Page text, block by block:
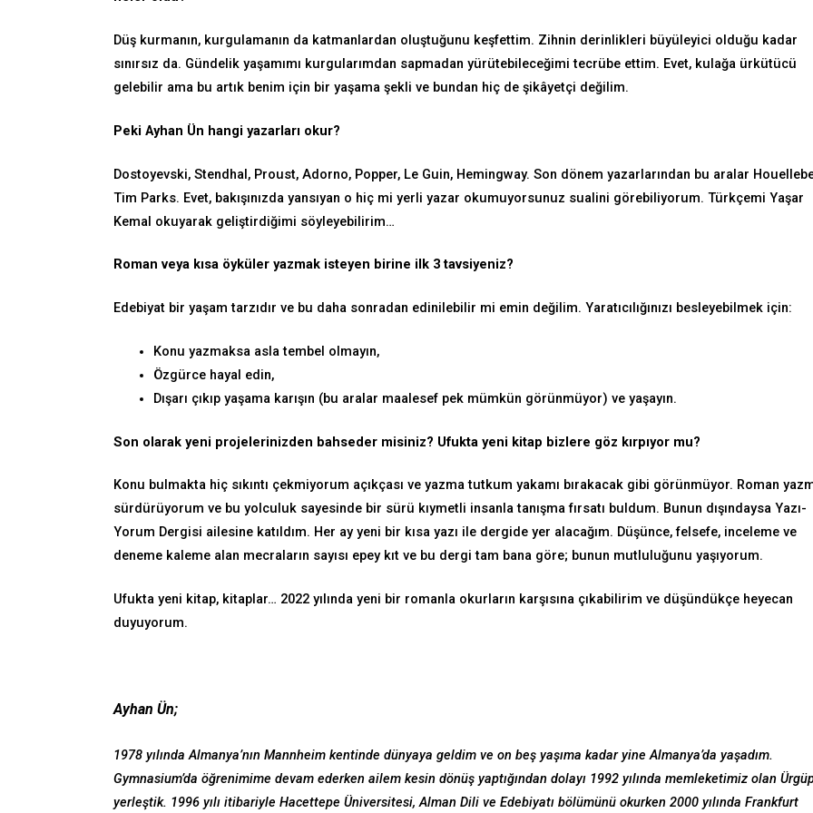
Düş kurmanın, kurgulamanın da katmanlardan oluştuğunu keşfettim. Zihnin derinlikleri büyüleyici olduğu kadar
sınırsız da. Gündelik yaşamımı kurgularımdan sapmadan yürütebileceğimi tecrübe ettim. Evet, kulağa ürkütücü
gelebilir ama bu artık benim için bir yaşama şekli ve bundan hiç de şikâyetçi değilim.
Peki Ayhan Ün hangi yazarları okur?
Dostoyevski, Stendhal, Proust, Adorno, Popper, Le Guin, Hemingway. Son dönem yazarlarından bu aralar
Tim Parks. Evet, bakışınızda yansıyan o hiç mi yerli yazar okumuyorsunuz sualini görebiliyorum. Türkçemi Yaşar
Kemal okuyarak geliştirdiğimi söyleyebilirim…
Roman veya kısa öyküler yazmak isteyen birine ilk 3 tavsiyeniz?
Edebiyat bir yaşam tarzıdır ve bu daha sonradan edinilebilir mi emin değilim. Yaratıcılığınızı besleyebilmek için:
Konu yazmaksa asla tembel olmayın,
Özgürce hayal edin,
Dışarı çıkıp yaşama karışın (bu aralar maalesef pek mümkün görünmüyor) ve yaşayın.
Son olarak yeni projelerinizden bahseder misiniz? Ufukta yeni kitap bizlere göz kırpıyor mu?
Konu bulmakta hiç sıkıntı çekmiyorum açıkçası ve yazma tutkum yakamı bırakacak gibi görünmüyor. Roman
sürdürüyorum ve bu yolculuk sayesinde bir sürü kıymetli insanla tanışma fırsatı buldum. Bunun dışındaysa Yazı-
Yorum Dergisi ailesine katıldım. Her ay yeni bir kısa yazı ile dergide yer alacağım. Düşünce, felsefe, inceleme ve
deneme kaleme alan mecraların sayısı epey kıt ve bu dergi tam bana göre; bunun mutluluğunu yaşıyorum.
Ufukta yeni kitap, kitaplar… 2022 yılında yeni bir romanla okurların karşısına çıkabilirim ve düşündükçe heyecan
duyuyorum.
Ayhan Ün;
1978 yılında Almanya’nın Mannheim kentinde dünyaya geldim ve on beş yaşıma kadar yine Almanya’da yaşadım.
Gymnasium’da öğrenimime devam ederken ailem kesin dönüş yaptığından dolayı 1992 yılında memleketimiz olan
yerleştik. 1996 yılı itibariyle Hacettepe Üniversitesi, Alman Dili ve Edebiyatı bölümünü okurken 2000 yılında Frankfurt